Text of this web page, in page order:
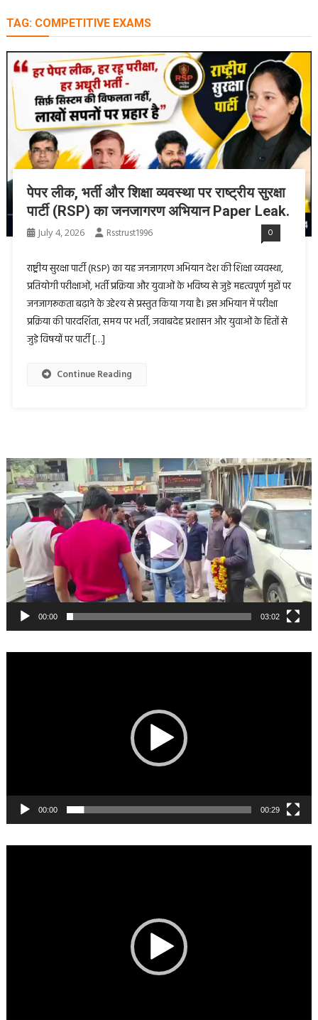
TAG: COMPETITIVE EXAMS
पेपर लीक, भर्ती और शिक्षा व्यवस्था पर राष्ट्रीय सुरक्षा
पार्टी (RSP) का जनजागरण अभियान Paper Leak.
July 4, 2026 Rsstrust1996 0
राष्ट्रीय सुरक्षा पार्टी (RSP) का यह जनजागरण अभियान देश की शिक्षा व्यवस्था,
प्रतियोगी परीक्षाओं, भर्ती प्रक्रिया और युवाओं के भविष्य से जुड़े महत्वपूर्ण मुद्दों पर
जनजागरूकता बढ़ाने के उद्देश्य से प्रस्तुत किया गया है। इस अभियान में परीक्षा
प्रक्रिया की पारदर्शिता, समय पर भर्ती, जवाबदेह प्रशासन और युवाओं के हितों से
जुड़े विषयों पर पार्टी […]
Continue Reading
Video
Player
00:00 03:02
00:00 00:29